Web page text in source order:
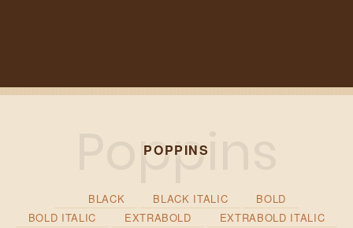
POPPINS
BLACK BLACK ITALIC
BOLD
BOLD ITALIC
EXTRABOLD
EXTRABOLD ITALIC